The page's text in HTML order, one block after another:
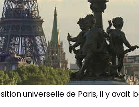
universelle de Paris, il y avait